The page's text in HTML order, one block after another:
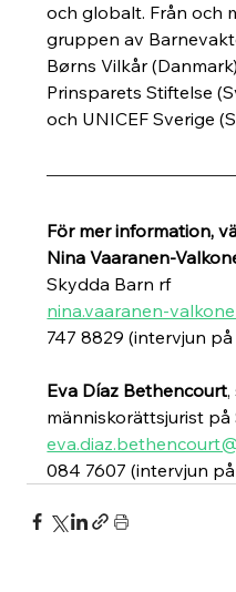
och globalt. Från och
gruppen av
Børns Vilkår
Prinsparets Stiftelse
och UNICEF Sverige
För mer information,
Nina Vaaranen-
Skydda Barn rf
nina.vaaranen-
747 8829 (intervjun
Eva Díaz Bethencourt,
människorättsjurist
084 7607 (intervjun